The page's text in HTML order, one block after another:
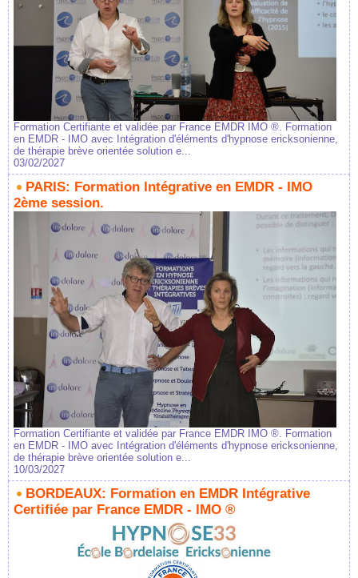
Formation Certifiante et validée par France EMDR IMO ®. Formation
en EMDR - IMO avec Intégration d'éléments d'hypnose ericksonienne,
de thérapie brève orientée solution e...
03/02/2027
PARIS: Formation Intégrative en EMDR - IMO
2ème session.
Formation Certifiante et validée par France EMDR IMO ®. Formation
en EMDR - IMO avec Intégration d'éléments d'hypnose ericksonienne,
de thérapie brève orientée solution e...
10/03/2027
BORDEAUX: Formation en EMDR Intégrative
Certifiée par France EMDR - IMO ®